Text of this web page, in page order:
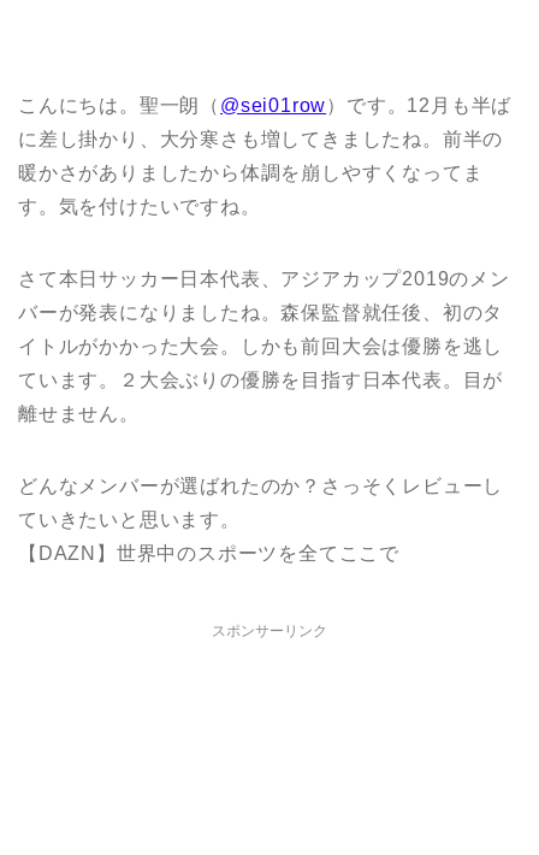
こんにちは。聖一朗（ @sei01row）です。12月も半ば
に差し掛かり、大分寒さも増してきましたね。前半の
暖かさがありましたから体調を崩しやすくなってま
す。気を付けたいですね。
さて本日サッカー日本代表、アジアカップ2019のメン
バーが発表になりましたね。森保監督就任後、初のタ
イトルがかかった大会。しかも前回大会は優勝を逃し
ています。２大会ぶりの優勝を目指す日本代表。目が
離せません。
どんなメンバーが選ばれたのか？さっそくレビューし
ていきたいと思います。
【DAZN】世界中のスポーツを全てここで
スポンサーリンク